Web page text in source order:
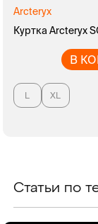
Arcteryx
Куртка Arcteryx
В
L XL
Статьи по